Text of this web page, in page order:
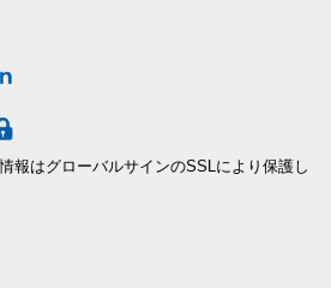
報はグローバルサインのSSLにより保護し